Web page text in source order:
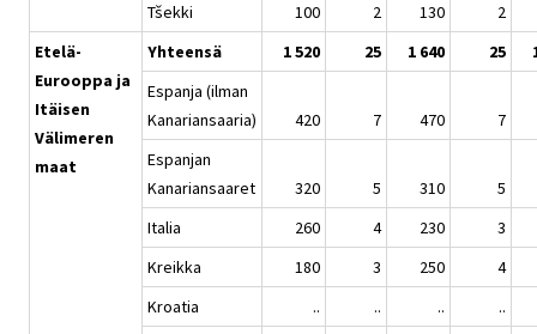
Tšekki
100 2 130
2
Etelä-
Eurooppa ja
Itäisen
Välimeren
maat
Yhteensä 1 520 25 1 640 25
Espanja (ilman
Kanariansaaria)
420 7 470
7
Espanjan
Kanariansaaret
320 5 310
5
Italia
260 4 230
3
Kreikka
180 3 250
4
Kroatia
.. .. ..
..